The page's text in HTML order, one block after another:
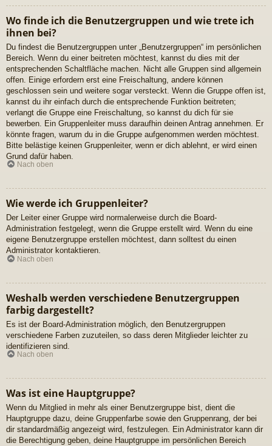
Wo finde ich die Benutzergruppen und wie trete ich
ihnen bei?
Du findest die Benutzergruppen unter „Benutzergruppen“ im persönlichen
Bereich. Wenn du einer beitreten möchtest, kannst du dies mit der
entsprechenden Schaltfläche machen. Nicht alle Gruppen sind allgemein
offen. Einige erfordern erst eine Freischaltung, andere können
geschlossen sein und weitere sogar versteckt. Wenn die Gruppe offen ist,
kannst du ihr einfach durch die entsprechende Funktion beitreten;
verlangt die Gruppe eine Freischaltung, so kannst du dich für sie
bewerben. Ein Gruppenleiter muss daraufhin deinen Antrag annehmen. Er
könnte fragen, warum du in die Gruppe aufgenommen werden möchtest.
Bitte belästige keinen Gruppenleiter, wenn er dich ablehnt, er wird einen
Grund dafür haben.
Nach oben
Wie werde ich Gruppenleiter?
Der Leiter einer Gruppe wird normalerweise durch die Board-
Administration festgelegt, wenn die Gruppe erstellt wird. Wenn du eine
eigene Benutzergruppe erstellen möchtest, dann solltest du einen
Administrator kontaktieren.
Nach oben
Weshalb werden verschiedene Benutzergruppen
farbig dargestellt?
Es ist der Board-Administration möglich, den Benutzergruppen
verschiedene Farben zuzuteilen, so dass deren Mitglieder leichter zu
identifizieren sind.
Nach oben
Was ist eine Hauptgruppe?
Wenn du Mitglied in mehr als einer Benutzergruppe bist, dient die
Hauptgruppe dazu, deine Gruppenfarbe sowie den Gruppenrang, der bei
dir standardmäßig angezeigt wird, festzulegen. Ein Administrator kann dir
die Berechtigung geben, deine Hauptgruppe im persönlichen Bereich